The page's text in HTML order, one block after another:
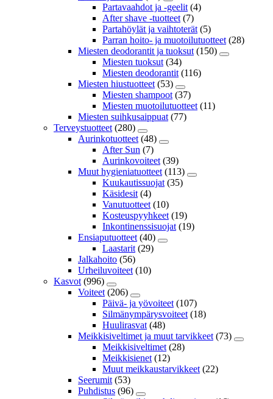
Partavaahdot ja -geelit (4)
After shave -tuotteet (7)
Partahöylät ja vaihtoterät (5)
Parran hoito- ja muotoilutuotteet (28)
Miesten deodorantit ja tuoksut (150)
Miesten tuoksut (34)
Miesten deodorantit (116)
Miesten hiustuotteet (53)
Miesten shampoot (37)
Miesten muotoilutuotteet (11)
Miesten suihkusaippuat (77)
Terveystuotteet (280)
Aurinkotuotteet (48)
After Sun (7)
Aurinkovoiteet (39)
Muut hygieniatuotteet (113)
Kuukautissuojat (35)
Käsidesit (4)
Vanutuotteet (10)
Kosteuspyyhkeet (19)
Inkontinenssisuojat (19)
Ensiaputuotteet (40)
Laastarit (29)
Jalkahoito (56)
Urheiluvoiteet (10)
Kasvot (996)
Voiteet (206)
Päivä- ja yövoiteet (107)
Silmänympärysvoiteet (18)
Huulirasvat (48)
Meikkisiveltimet ja muut tarvikkeet (73)
Meikkisiveltimet (28)
Meikkisienet (12)
Muut meikkaustarvikkeet (22)
Seerumit (53)
Puhdistus (96)